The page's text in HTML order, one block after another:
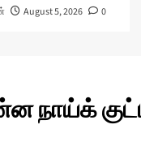
August 5, 2026 0